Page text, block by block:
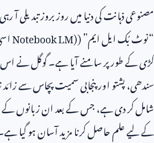
مصنوعی ذہانت کی دنیا میں روز بروز تبدیلی آ
“نوٹ بُک ایل ایم” (Notebook LM)
کڑی کے طور پر سامنے آیا ہے۔ گوگل نے اس
سندھی، پشتو اور پنجابی سمیت پچاس سے
شامل کر دی ہے، جس کے بعد ان زبانوں
کے لیے علم حاصل کرنا مزید آسان ہو گیا